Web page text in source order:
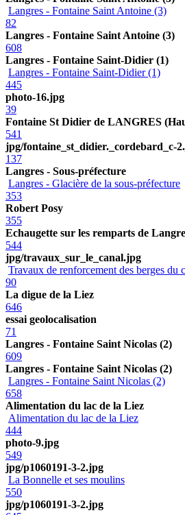
Langres - Fontaine Saint Antoine (3)
82
Langres - Fontaine Saint Antoine (3)
608
Langres - Fontaine Saint-Didier (1)
Langres - Fontaine Saint-Didier (1)
445
photo-16.jpg
39
Fontaine St Didier de LANGRES
541
jpg/fontaine_st_didier._cordebard_c-
137
Langres - Sous-préfecture
Langres - Glacière de la sous-préfecture
353
Robert Posy
355
Echaugette sur les remparts de
544
jpg/travaux_sur_le_canal.jpg
Travaux de renforcement des berges du
90
La digue de la Liez
646
essai geolocalisation
71
Langres - Fontaine Saint Nicolas (2)
609
Langres - Fontaine Saint Nicolas (2)
Langres - Fontaine Saint Nicolas (2)
658
Alimentation du lac de la Liez
Alimentation du lac de la Liez
444
photo-9.jpg
549
jpg/p1060191-3-2.jpg
La Bonnelle et ses moulins
550
jpg/p1060191-3-2.jpg